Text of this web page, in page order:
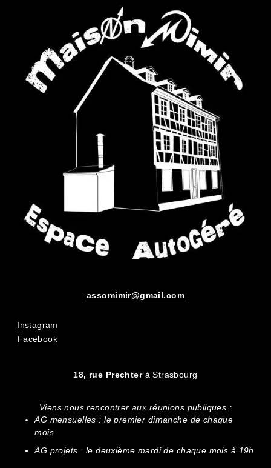
assomimir@gmail.com
Instagram
Facebook
18, rue Prechterà Strasbourg
Viens nous rencontrer aux réunions publiques :
AG mensuelles : le premier dimanche de chaque
mois
AG projets : le deuxième mardi de chaque mois à 19h